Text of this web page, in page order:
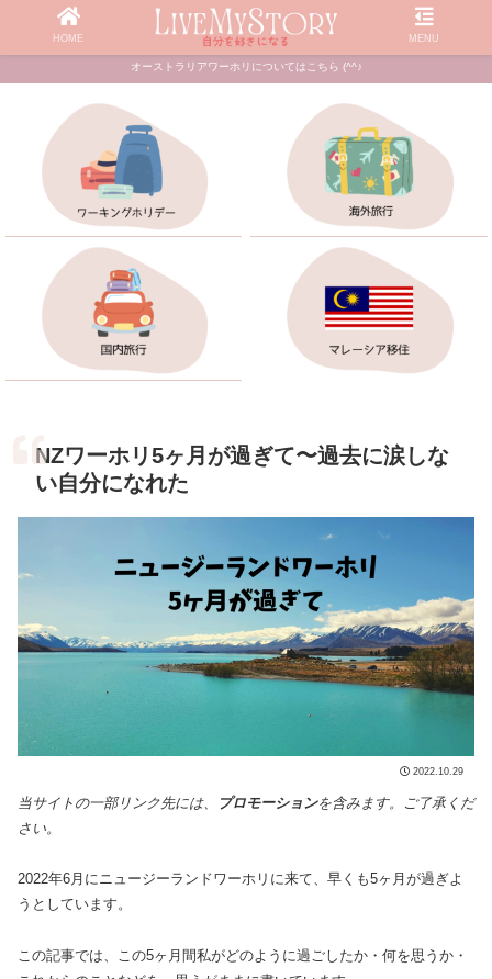
オーストラリアワーホリについてはこちら (^^♪
NZワーホリ5ヶ月が過ぎて〜過去に涙しな
い自分になれた
2022.10.29
当サイトの一部リンク先には、 プロモーションを含みます。ご了承くだ
さい。
2022年6月にニュージーランドワーホリに来て、早くも5ヶ月が過ぎよ
うとしています。
この記事では、この5ヶ月間私がどのように過ごしたか・何を思うか・
HOME MENU